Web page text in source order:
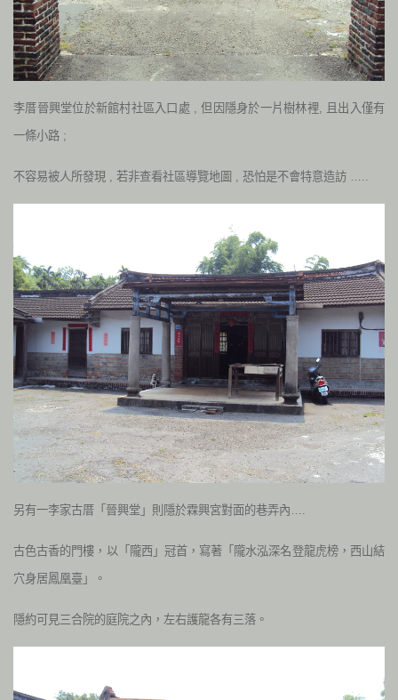
李厝晉興堂位於新館村社區入口處 , 但因隱身於一片樹林裡, 且出入僅有
一條小路 ;
不容易被人所發現 , 若非查看社區導覽地圖 , 恐怕是不會特意造訪 …..
另有一李家古厝「晉興堂」則隱於霖興宮對面的巷弄內….
古色古香的門樓，以「隴西」冠首，寫著「隴水泓深名登龍虎榜，西山結
穴身居鳳凰臺」。
隱約可見三合院的庭院之內，左右護龍各有三落。